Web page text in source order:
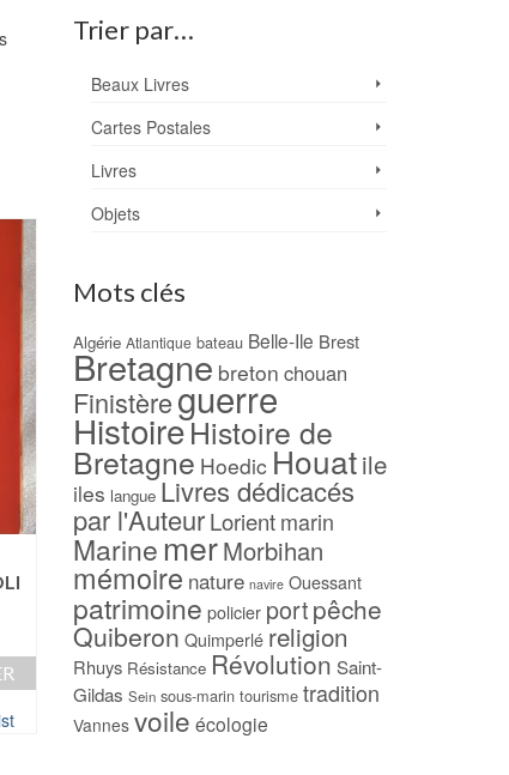
D’une guerre à l’autre –
1914-1945 – Skol Vreizh
15,00€
AJOUTER AU PANIER
Ajouter à ma Wishlist
AJOUTER AU
Ajouter à ma
Trier par…
Beaux Livres
Cartes Postales
Livres
Objets
Mots clés
Algérie Atlantique bateau Belle-Ile Brest
Bretagne breton chouan
Finistèreguerre
HistoireHistoire de
Bretagne Hoedic Houatile
iles langue Livres dédicacés
par l'Auteur Lorient marin
Marine merMorbihan
mémoire nature navire Ouessant
patrimoine policier portpêche
Quiberon Quimperlé religion
Rhuys Résistance Révolution Saint-
Gildas Sein sous-marin tourisme tradition
Vannes voile écologie